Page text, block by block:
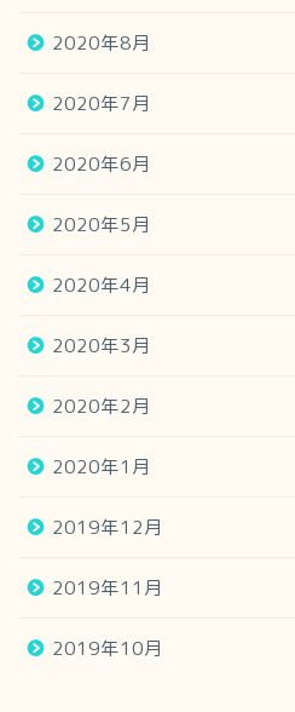
2020年8月
2020年7月
2020年6月
2020年5月
2020年4月
2020年3月
2020年2月
2020年1月
2019年12月
2019年11月
2019年10月